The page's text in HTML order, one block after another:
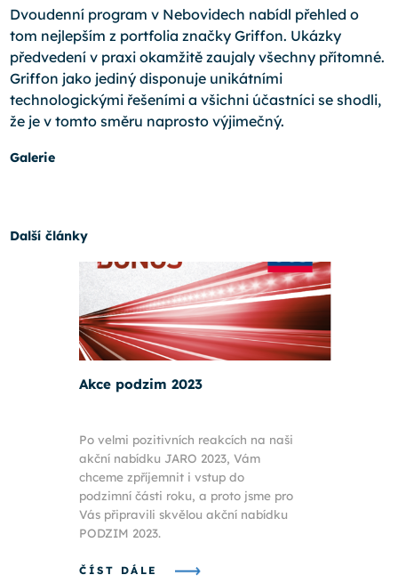
Dvoudenní program v Nebovidech nabídl přehled o
tom nejlepším z portfolia značky Griffon. Ukázky
předvedení v praxi okamžitě zaujaly všechny přítomné.
Griffon jako jediný disponuje unikátními
technologickými řešeními a všichni účastníci se shodli,
že je v tomto směru naprosto výjimečný.
Galerie
Další články
Akce podzim 2023
Po velmi pozitivních reakcích na naši
akční nabídku JARO 2023, Vám
chceme zpříjemnit i vstup do
podzimní části roku, a proto jsme pro
Vás připravili skvělou akční nabídku
PODZIM 2023.
ČÍST DÁLE